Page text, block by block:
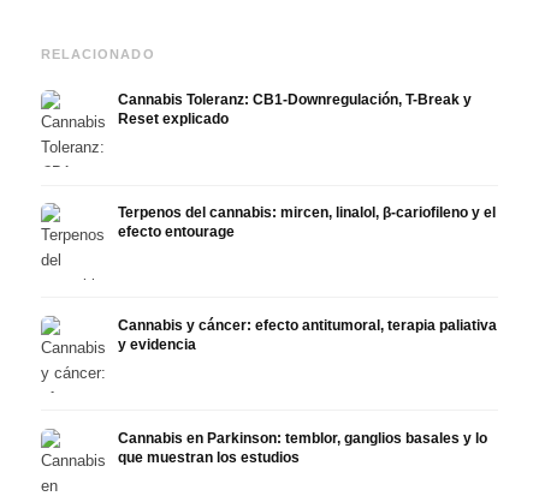
RELACIONADO
Cannabis Toleranz: CB1-Downregulación, T-Break y
Reset explicado
Terpenos del cannabis: mircen, linalol, β-cariofileno y el
efecto entourage
Cannabis y cáncer: efecto antitumoral, terapia paliativa
y evidencia
Cannabis en Parkinson: temblor, ganglios basales y lo
que muestran los estudios